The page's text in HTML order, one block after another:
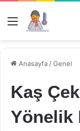
Menü
Anasayfa /Genel
Kaş
Yönelik